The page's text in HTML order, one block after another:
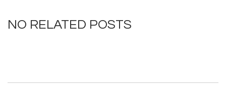
NO RELATED POSTS